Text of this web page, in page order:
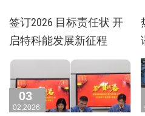
签订2026 目标责任状 开
启特科能发展新征程
03
02,2026